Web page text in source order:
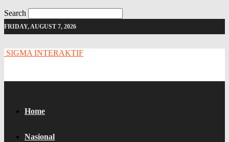
Search
FRIDAY, AUGUST 7, 2026
SIGMA INTERAKTIF
Home
Nasional